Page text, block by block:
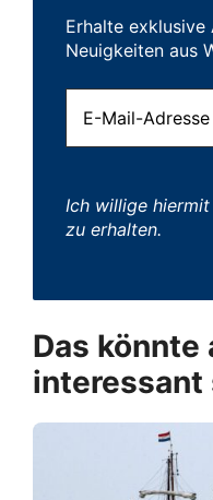
Erhalte
Neuigkeiten aus
Ich willige
zu erhalten.
Das könnte
interessant